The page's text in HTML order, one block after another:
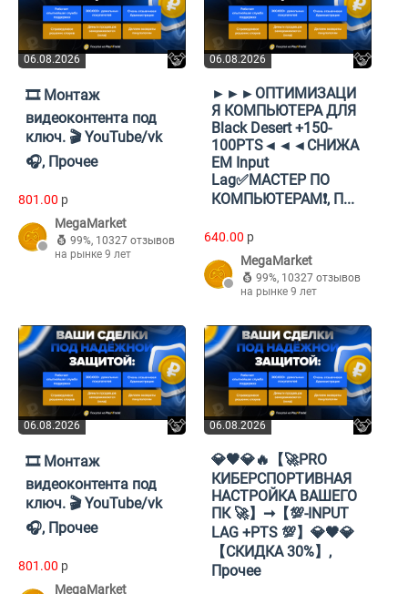
06.08.2026
🎞️ Монтаж
видеоконтента под
ключ. 🎬 YouTube/vk
🎧, Прочее
801.00 p
MegaMarket
99%, 10327 отзывов
на рынке 9 лет
06.08.2026
►►►ОПТИМИЗАЦИ
Я КОМПЬЮТЕРА ДЛЯ
Black Desert +150-
100PTS◄◄◄СНИЖА
ЕМ Input
Lag✅МАСТЕР ПО
КОМПЬЮТЕРАМ❗, П...
640.00 p
MegaMarket
99%, 10327 отзывов
на рынке 9 лет
06.08.2026
🎞️ Монтаж
видеоконтента под
ключ. 🎬 YouTube/vk
🎧, Прочее
801.00 p
MegaMarket
06.08.2026
💎🖤💎🔥【🚀PRO
КИБЕРСПОРТИВНАЯ
НАСТРОЙКА ВАШЕГО
ПК 🚀】➞【💯-INPUT
LAG +PTS 💯】💎🖤💎
【СКИДКА 30%】,
Прочее